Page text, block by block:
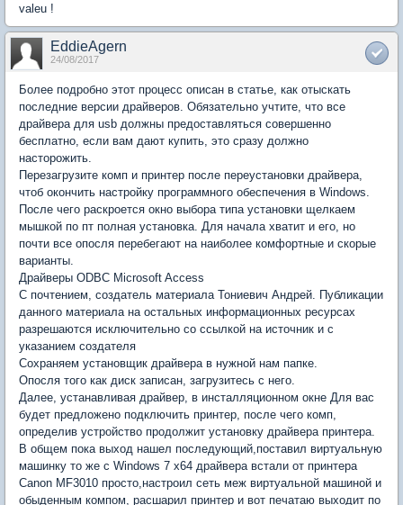
valeu !
EddieAgern
24/08/2017
Более подробно этот процесс описан в статье, как отыскать
последние версии драйверов. Обязательно учтите, что все
драйвера для usb должны предоставляться совершенно
бесплатно, если вам дают купить, это сразу должно
насторожить.
Перезагрузите комп и принтер после переустановки драйвера,
чтоб окончить настройку программного обеспечения в Windows.
После чего раскроется окно выбора типа установки щелкаем
мышкой по пт полная установка. Для начала хватит и его, но
почти все опосля перебегают на наиболее комфортные и скорые
варианты.
Драйверы ODBC Microsoft Access
С почтением, создатель материала Тониевич Андрей. Публикации
данного материала на остальных информационных ресурсах
разрешаются исключительно со ссылкой на источник и с
указанием создателя
Сохраняем установщик драйвера в нужной нам папке.
Опосля того как диск записан, загрузитесь с него.
Далее, устанавливая драйвер, в инсталляционном окне Для вас
будет предложено подключить принтер, после чего комп,
определив устройство продолжит установку драйвера принтера.
В общем пока выход нашел последующий,поставил виртуальную
машинку то же с Windows 7 x64 драйвера встали от принтера
Canon MF3010 просто,настроил сеть меж виртуальной машиной и
обыденным компом, расшарил принтер и вот печатаю выходит по